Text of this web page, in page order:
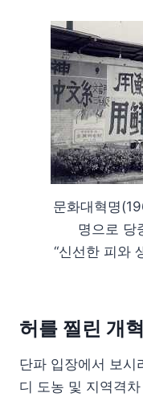
문화대혁명
명으로 당
“신선한 피와
허를 찔린 개
단파 입장에서 보시
디 도농 및 지역격